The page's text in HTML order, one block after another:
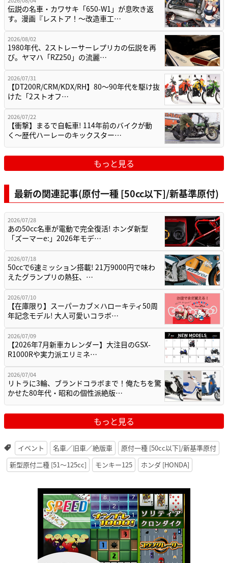
伝説の名車・カワサキ「650-W1」が息吹き返
す。漫画『レストア！～改造車工…
2026/08/02
1980年代、2ストレーサーレプリカの伝説を再
び。ヤマハ「RZ250」の流麗…
2026/07/31
【DT200R/CRM/KDX/RH】80〜90年代を駆け抜
けた「2ストオフ…
2026/07/22
【衝撃】まるで自転車! 114年前のバイクが動
く〜歴代ハーレーのキックスター…
もっと見る
最新の関連記事(原付一種 [50cc以下]/新基準原付)
2026/07/28
あの50cc名車が電動で完全復活! ホンダ新型
「ズーマーe:」2026年モデ…
2026/07/18
50ccで6速ミッション搭載! 21万9000円で味わ
えたグランプリの熱狂、…
2026/07/10
【在庫限り】スーパーカブ×ハローキティ50周
年記念モデル! 大人可愛いコラボ…
2026/07/09
【2026年7月新車カレンダー】大注目のGSX-
R1000Rや実力派エリミネ…
2026/07/04
リトラに3輪、ブランドコラボまで！俺たちを驚
かせた80年代・昭和の個性派絶版…
もっと見る
イベント 名車／旧車／絶版車
原付一種 [50cc以下]/新基準原付
新型原付二種 [51〜125cc]
モンキー125 ホンダ [HONDA]